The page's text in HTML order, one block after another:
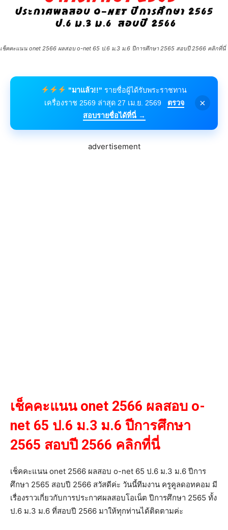
เช็คคะแนน onet 2566 ผลสอบ o-net 65 ป.6 ม.3 ม.6 ปีการศึกษา 2565 สอบปี 2566 คลิกที่นี่
"มาแล้ว!!" รายชื่อผู้ได้รับพระราชทาน
เครื่องราช 2569 ล่าสุด 27 เม.ย. 2569
ตรวจ
สอบรายชื่อได้ที่นี่ →
×
advertisement
เช็คคะแนน onet 2566 ผลสอบ o-
net 65 ป.6 ม.3 ม.6 ปีการศึกษา
2565 สอบปี 2566 คลิกที่นี่
เช็คคะแนน onet 2566 ผลสอบ o-net 65 ป.6 ม.3 ม.6 ปีการ
ศึกษา 2565 สอบปี 2566 สวัสดีค่ะ วันนี้ทีมงาน ครูคูลดอทคอม มี
เรื่องราวเกี่ยวกับการประกาศผลสอบโอเน็ต ปีการศึกษา 2565 ทั้ง
ป.6 ม.3 ม.6 ที่สอบปี 2566 มาให้ทุกท่านได้ติดตามค่ะ